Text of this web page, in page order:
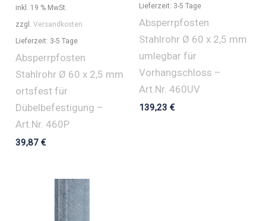
inkl. 19 % MwSt.
zzgl.Versandkosten
Lieferzeit: 3-5 Tage
Absperrpfosten
Stahlrohr Ø 60 x 2,5 mm
ortsfest für
Dübelbefestigung –
Art.Nr. 460P
39,87€
Lieferzeit: 3-5 Tage
Absperrpfosten
Stahlrohr Ø 60 x 2,5 mm
umlegbar für
Vorhangschloss –
Art.Nr. 460UV
139,23 €